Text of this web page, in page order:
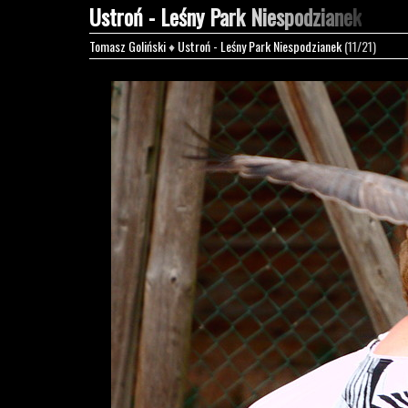
Ustroń - Leśny Park Niespodzianek
Tomasz Goliński♦Ustroń - Leśny Park Niespodzianek(11/21)